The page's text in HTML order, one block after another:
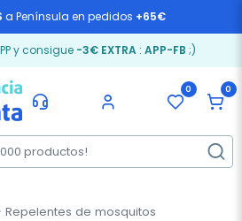
a Península en pedidos +65€
y consigue -3€ EXTRA: APP-FB ;)
0 0
Repelentes de mosquitos